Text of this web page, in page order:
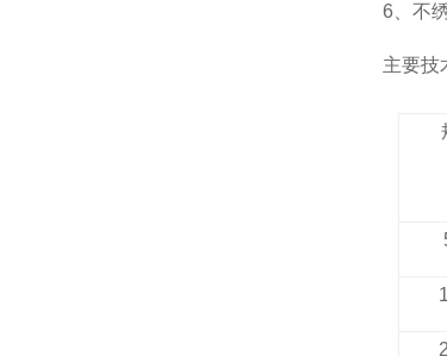
6、不
主要技